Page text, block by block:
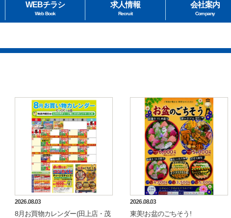
WEBチラシ
Web Book
求人情報
Recruit
会社案内
Company
2026.08.03
8月お買物カレンダー(田上店・茂
2026.08.03
東美!お盆のごちそう!